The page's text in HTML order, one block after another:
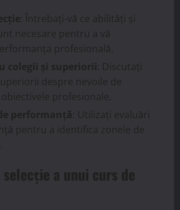
: Întrebați-vă ce abilități și
necesare pentru a vă
profesională.
colegii și superiorii : Discutați
despre nevoile de
profesionale.
performanță : Utilizați evaluări
pentru a identifica zonele de
a unui curs de